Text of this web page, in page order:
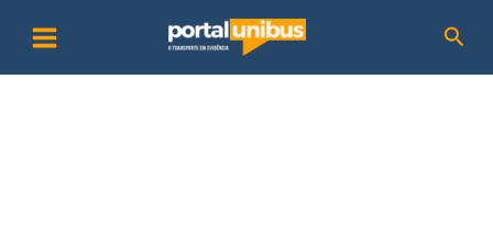
para
o